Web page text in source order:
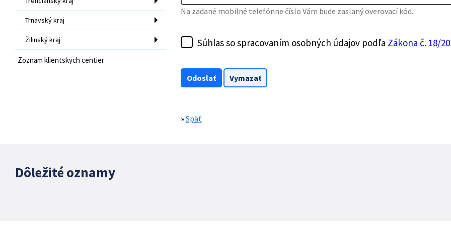
Trnavský kraj
Žilinský kraj
Zoznam klientskych centier
Na zadané mobilné telefónne číslo Vám bude zaslaný overovací kód.
Súhlas so spracovaním osobných údajov podľa Zákona č. 18/
»Späť
Dôležité oznamy